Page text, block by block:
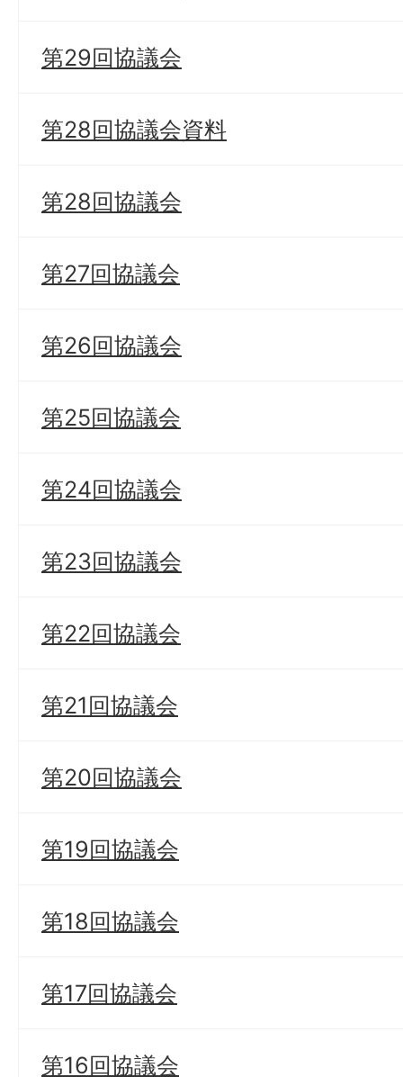
第29回協議会
第28回協議会資料
第28回協議会
第27回協議会
第26回協議会
第25回協議会
第24回協議会
第23回協議会
第22回協議会
第21回協議会
第20回協議会
第19回協議会
第18回協議会
第17回協議会
第16回協議会